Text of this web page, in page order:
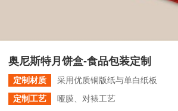
奥尼斯特月饼盒-食品包装定制
定制材质
采用优质铜版纸与单白纸板
定制工艺
哑膜、对裱工艺